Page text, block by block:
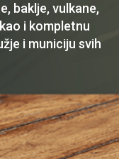
baklje, vulkane,
i kompletnu
i municiju svih